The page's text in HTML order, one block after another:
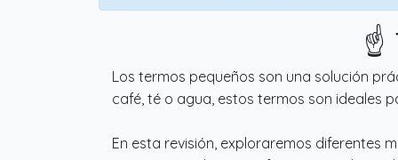
☝️
Los termos pequeños son una solución
café, té o agua, estos termos son ideales
En esta revisión, exploraremos diferentes